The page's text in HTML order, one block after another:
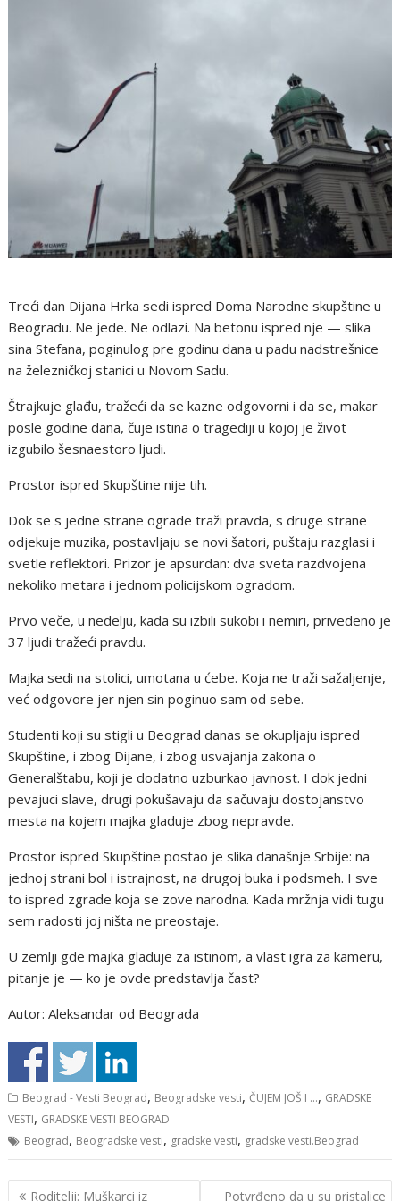
Treći dan Dijana Hrka sedi ispred Doma Narodne skupštine u
Beogradu. Ne jede. Ne odlazi. Na betonu ispred nje — slika
sina Stefana, poginulog pre godinu dana u padu nadstrešnice
na železničkoj stanici u Novom Sadu.
Štrajkuje glađu, tražeći da se kazne odgovorni i da se, makar
posle godine dana, čuje istina o tragediji u kojoj je život
izgubilo šesnaestoro ljudi.
Prostor ispred Skupštine nije tih.
Dok se s jedne strane ograde traži pravda, s druge strane
odjekuje muzika, postavljaju se novi šatori, puštaju razglasi i
svetle reflektori. Prizor je apsurdan: dva sveta razdvojena
nekoliko metara i jednom policijskom ogradom.
Prvo veče, u nedelju, kada su izbili sukobi i nemiri, privedeno je
37 ljudi tražeći pravdu.
Majka sedi na stolici, umotana u ćebe. Koja ne traži sažaljenje,
već odgovore jer njen sin poginuo sam od sebe.
Studenti koji su stigli u Beograd danas se okupljaju ispred
Skupštine, i zbog Dijane, i zbog usvajanja zakona o
Generalštabu, koji je dodatno uzburkao javnost. I dok jedni
pevajuci slave, drugi pokušavaju da sačuvaju dostojanstvo
mesta na kojem majka gladuje zbog nepravde.
Prostor ispred Skupštine postao je slika današnje Srbije: na
jednoj strani bol i istrajnost, na drugoj buka i podsmeh. I sve
to ispred zgrade koja se zove narodna. Kada mržnja vidi tugu
sem radosti joj ništa ne preostaje.
U zemlji gde majka gladuje za istinom, a vlast igra za kameru,
pitanje je — ko je ovde predstavlja čast?
Autor: Aleksandar od Beograda
Beograd - Vesti Beograd, Beogradske vesti,ČUJEM JOŠ I ..., GRADSKE
VESTI, GRADSKE VESTI BEOGRAD
Beograd, Beogradske vesti, gradske vesti, gradske vesti.Beograd
Кретање
Roditelji: Muškarci iz
Potvrđeno da u su pristalice